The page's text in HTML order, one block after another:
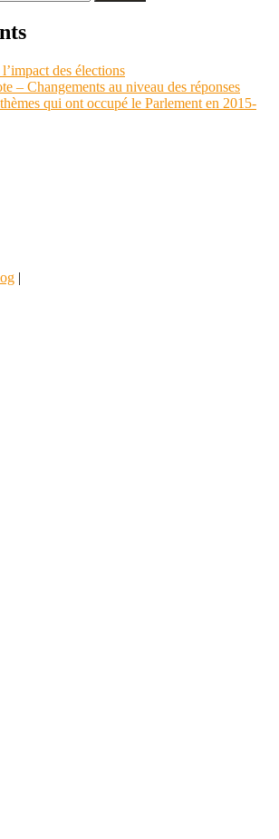
des élections
– Changements au niveau des réponses
qui ont occupé le Parlement en 2015-
|